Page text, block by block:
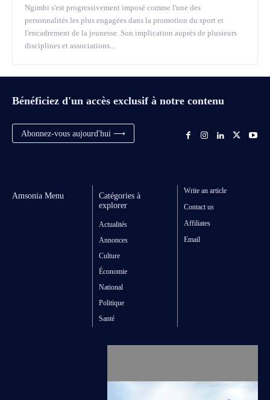
Ngimbi s'est progressivement imposé comme l'une des
personnalités les plus engagées dans la promotion du sport et
l'encadrement de la jeunesse. Son implication auprès de plusieurs
disciplines et associations...
Bénéficiez d'un accès exclusif à notre contenu
Abonnez-vous aujourd'hui ⟶
Amsonia Menu
Catégories à
explorer
Actualités
Annonces
Culture
Économie
National
Politique
Santé
Write an article
Contact us
Affiliates
Email